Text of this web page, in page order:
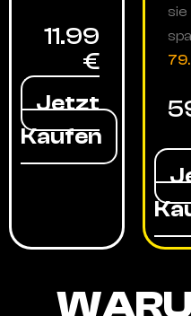
11.99
€
Jetzt
Kaufen
sie